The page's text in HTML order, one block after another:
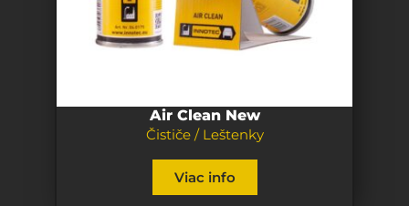
Air Clean New
Čističe / Leštenky
Viac info